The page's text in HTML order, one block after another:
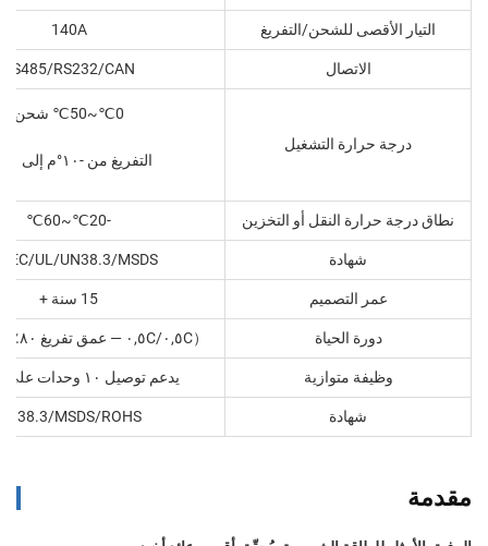
التيار الأقصى للشحن/التفريغ 140A
الاتصال RS485/RS232/CAN
درجة حرارة التشغيل
0℃~50℃ شحن
التفريغ من -١٠°م إلى ٥٠°م
نطاق درجة حرارة النقل أو التخزين -20℃~60℃
شهادة IEC/UL/UN38.3/MSDS
عمر التصميم 15 سنة +
دورة الحياة （٠,٥C‏/٠,٥C — عمق تفريغ ٨٠٪ > ٦٠٠٠ دورة
وظيفة متوازية يدعم توصيل ١٠ وحدات على التوازي
شهادة MSDS/ROHS
مقدمة